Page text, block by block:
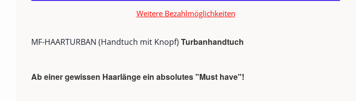
Weitere Bezahlmöglichkeiten
MF-HAARTURBAN (Handtuch mit Knopf) Turbanhandtuch
Ab einer gewissen Haarlänge ein absolutes "Must have"!